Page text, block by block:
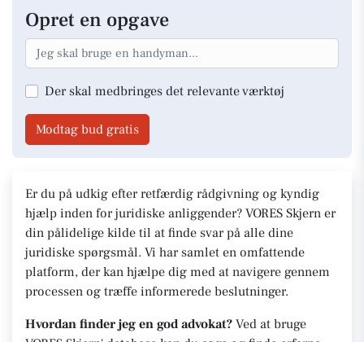
Opret en opgave
Der skal medbringes det relevante værktøj
Modtag bud gratis
Er du på udkig efter retfærdig rådgivning og kyndig
hjælp inden for juridiske anliggender? VORES Skjern er
din pålidelige kilde til at finde svar på alle dine
juridiske spørgsmål. Vi har samlet en omfattende
platform, der kan hjælpe dig med at navigere gennem
processen og træffe informerede beslutninger.
Hvordan finder jeg en god advokat? Ved at bruge